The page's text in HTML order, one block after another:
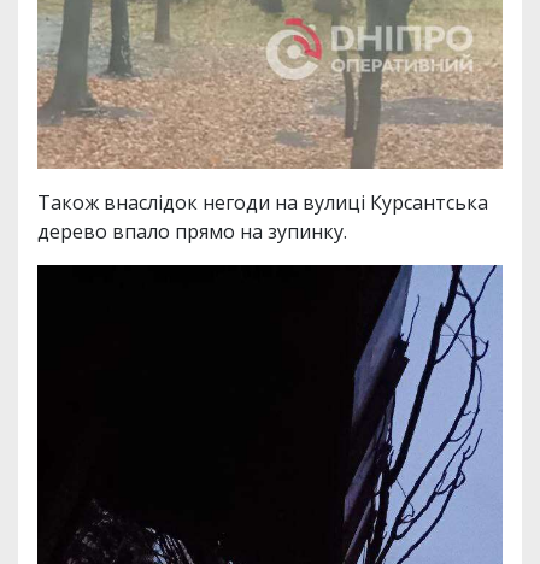
Також внаслідок негоди на вулиці Курсантська
дерево впало прямо на зупинку.